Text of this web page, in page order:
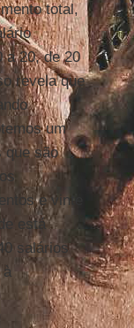
total,
a 20, de 20
revela que
um
que são
e vinte
está
salários
à